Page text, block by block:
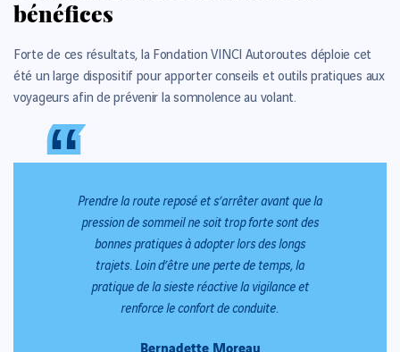
bénéfices
Forte de ces résultats, la Fondation VINCI Autoroutes déploie cet
été un large dispositif pour apporter conseils et outils pratiques aux
voyageurs afin de prévenir la somnolence au volant.
“
“Prendre la route reposé et s’arrêter avant que la
pression de sommeil ne soit trop forte sont des
bonnes pratiques à adopter lors des longs
trajets. Loin d’être une perte de temps, la
pratique de la sieste réactive la vigilance et
renforce le confort de conduite.
Bernadette Moreau